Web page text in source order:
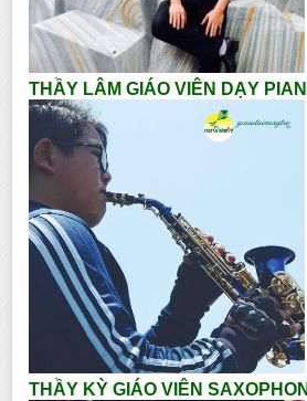
THẦY LÂM GIÁO VIÊN DẠY
THẦY KỲ GIÁO VIÊN